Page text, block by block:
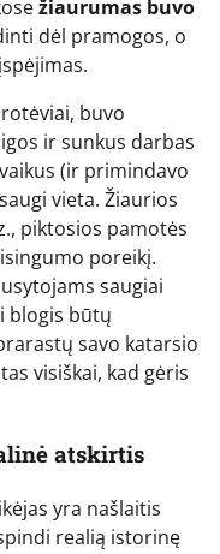
žiaurumas buvo
dėl pramogos, o
buvo
ir sunkus darbas
(ir primindavo
vieta. Žiaurios
piktosios pamotės
poreikį.
saugiai
blogis būtų
savo katarsio
visiškai, kad gėris
atskirtis
yra našlaitis
realią istorinę